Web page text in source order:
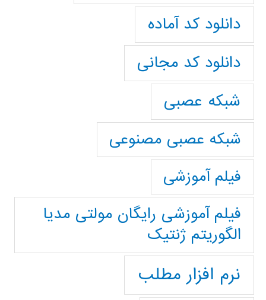
دانلود کد آماده
دانلود کد مجانی
شبکه عصبی
شبکه عصبی مصنوعی
فیلم آموزشی
فیلم آموزشی رایگان مولتی مدیا
الگوریتم ژنتیک
نرم افزار مطلب